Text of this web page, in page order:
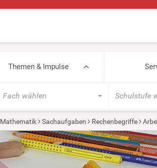
Themen & Impulse
Fach wählen Schulstufe
Mathematik Sachaufgaben Rechenbegriffe